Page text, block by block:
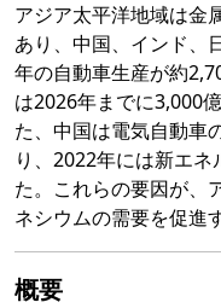
アジア太平洋地域は金
あり、中国、インド、
年の自動車生産が約
は2026年までに3,000
た、中国は電気自動車
り、2022年には新エ
た。これらの要因が、
ネシウムの需要を促進
概要